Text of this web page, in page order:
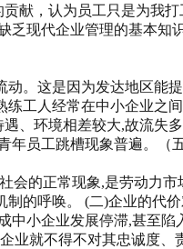
献，认为员工只是为我
代企业管理的基本知
动。这是因为发达地区
工人经常在中小企业
、环境相差较大,故流
员工跳槽现象普遍。
会的正常现象,是劳动力
的呼唤。 (二)企业的
小企业发展停滞,甚至
就不得不对其忠诚度